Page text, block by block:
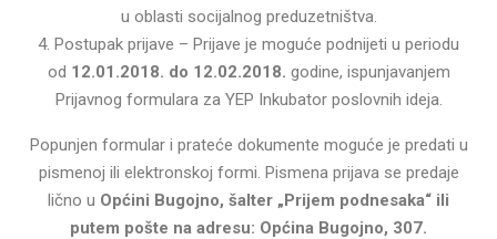
u oblasti socijalnog preduzetništva.
4. Postupak prijave – Prijave je moguće podnijeti u periodu
od 12.01.2018. do 12.02.2018. godine, ispunjavanjem
Prijavnog formulara za YEP Inkubator poslovnih ideja.
Popunjen formular i prateće dokumente moguće je predati u
pismenoj ili elektronskoj formi. Pismena prijava se predaje
lično u Općini Bugojno, šalter „Prijem podnesaka“ ili
putem pošte na adresu: Općina Bugojno, 307.